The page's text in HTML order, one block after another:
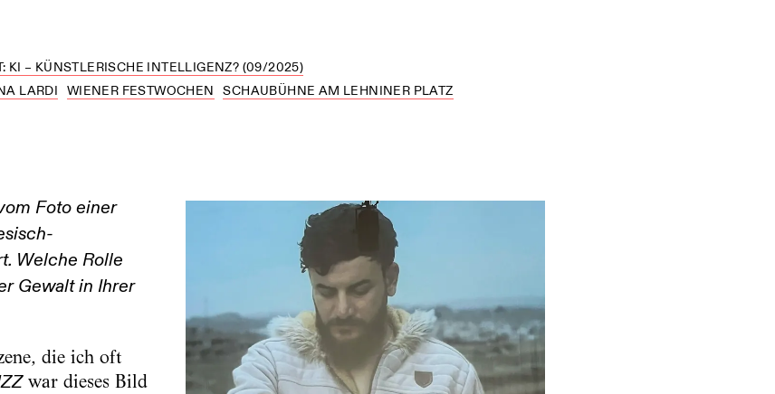
KI – KÜNSTLERISCHE INTELLIGENZ? (09/2025)
LARDI WIENER FESTWOCHEN SCHAUBÜHNE AM LEHNINER PLATZ
Foto einer
Welche Rolle
Gewalt in Ihrer
die ich oft
war dieses Bild